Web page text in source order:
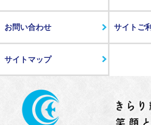
お問い合わせ サイトご
サイトマップ